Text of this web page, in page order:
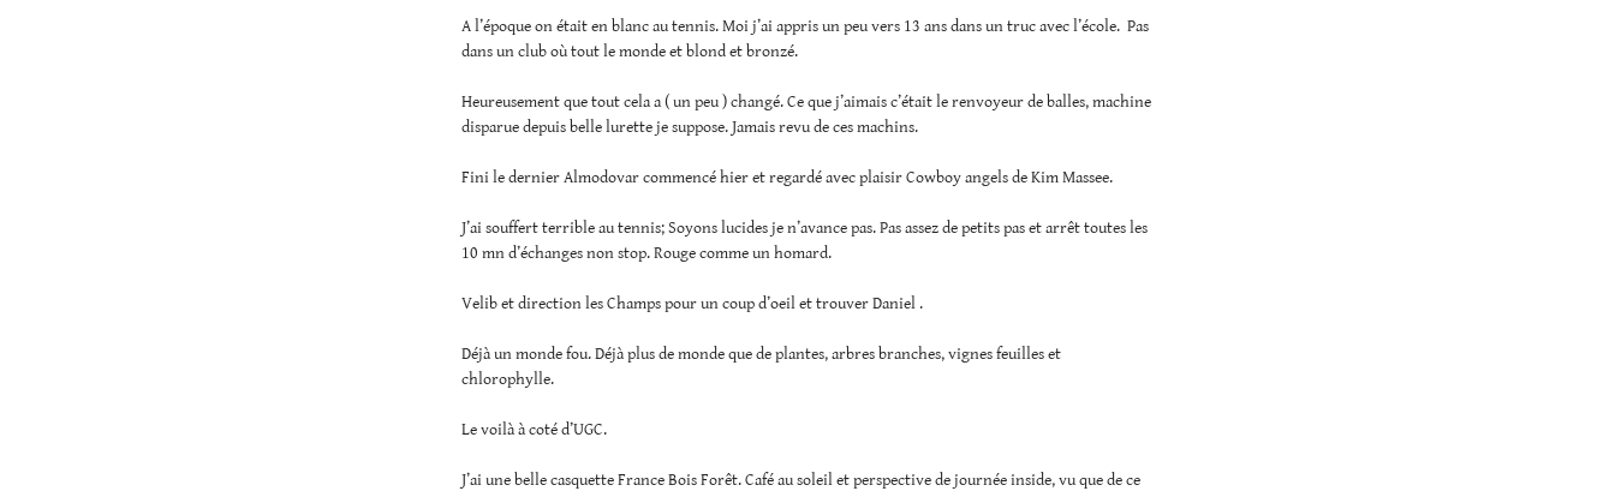
A l’époque on était en blanc au tennis. Moi j’ai appris un peu vers 13 ans dans un truc avec l’école. Pas
dans un club où tout le monde et blond et bronzé.
Heureusement que tout cela a ( un peu ) changé. Ce que j’aimais c’était le renvoyeur de balles, machine
disparue depuis belle lurette je suppose. Jamais revu de ces machins.
Fini le dernier Almodovar commencé hier et regardé avec plaisir Cowboy angels de Kim Massee.
J’ai souffert terrible au tennis; Soyons lucides je n’avance pas. Pas assez de petits pas et arrêt toutes les
10 mn d’échanges non stop. Rouge comme un homard.
Velib et direction les Champs pour un coup d’oeil et trouver Daniel .
Déjà un monde fou. Déjà plus de monde que de plantes, arbres branches, vignes feuilles et
chlorophylle.
Le voilà à coté d’UGC.
J’ai une belle casquette France Bois Forêt. Café au soleil et perspective de journée inside, vu que de ce